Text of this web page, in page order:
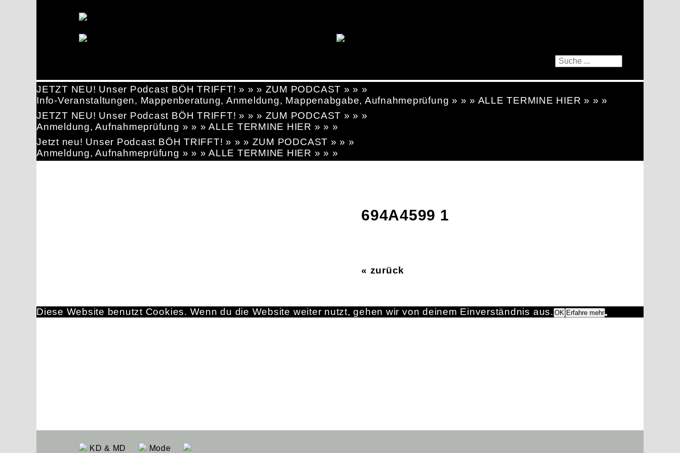
JETZT NEU! Unser Podcast BÖH TRIFFT! » » » ZUM PODCAST » » »
Info-Veranstaltungen, Mappenberatung, Anmeldung, Mappenabgabe, Aufnahmeprüfung » » » ALLE TERMINE HIER » » »
JETZT NEU! Unser Podcast BÖH TRIFFT! » » » ZUM PODCAST » » »
Anmeldung, Aufnahmeprüfung » » » ALLE TERMINE HIER » » »
Jetzt neu! Unser Podcast BÖH TRIFFT! » » » ZUM PODCAST » » »
Anmeldung, Aufnahmeprüfung » » » ALLE TERMINE HIER » » »
694A4599 1
« zurück
KD & MD Mode
Diese Website benutzt Cookies. Wenn du die Website weiter nutzt, gehen wir von deinem Einverständnis aus. OK Erfahre mehr